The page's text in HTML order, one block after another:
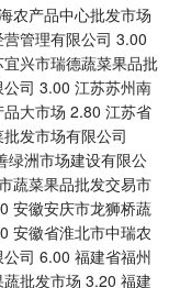
农产品中心批发市场
管理有限公司 3.00
兴市瑞德蔬菜果品批
司 3.00 江苏苏州南
大市场 2.80 江苏省
发市场有限公司
绿洲市场建设有限公
蔬菜果品批发交易市
安徽安庆市龙狮桥蔬
安徽省淮北市中瑞农
司 6.00 福建省福州
批发市场 3.20 福建